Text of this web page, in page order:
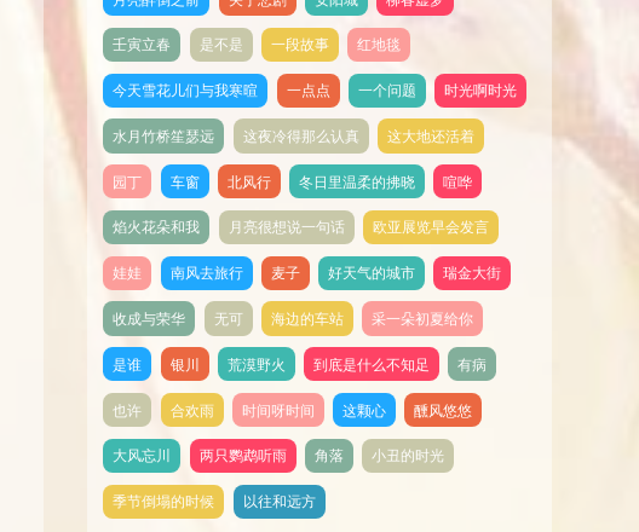
壬寅立春 是不是 一段故事 红地毯
今天雪花儿们与我寒暄 一点点 一个问题 时光啊时光
水月竹桥笙瑟远 这夜冷得那么认真 这大地还活着
园丁 车窗 北风行 冬日里温柔的拂晓 喧哗
焰火花朵和我 月亮很想说一句话 欧亚展览早会发言
娃娃 南风去旅行 麦子 好天气的城市 瑞金大街
收成与荣华 无可 海边的车站 采一朵初夏给你
是谁 银川 荒漠野火 到底是什么不知足 有病
也许 合欢雨 时间呀时间 这颗心 醺风悠悠
大风忘川 两只鹦鹉听雨 角落 小丑的时光
季节倒塌的时候 以往和远方